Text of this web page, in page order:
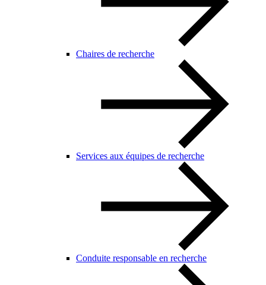
Chaires de recherche
Services aux équipes de recherche
Conduite responsable en recherche